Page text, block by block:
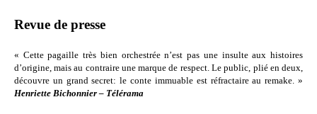
Revue de presse
« Cette pagaille très bien orchestrée n’est pas une insulte aux histoires
d’origine, mais au contraire une marque de respect. Le public, plié en deux,
découvre un grand secret: le conte immuable est réfractaire au remake. »
Henriette Bichonnier – Télérama